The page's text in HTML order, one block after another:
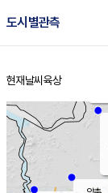
도시별관측
홈
현재날씨 육상